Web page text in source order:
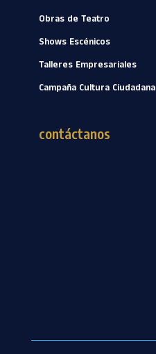
Obras de Teatro
Shows Escénicos
Talleres Empresariales
Campaña Cultura Ciudadana
contáctanos